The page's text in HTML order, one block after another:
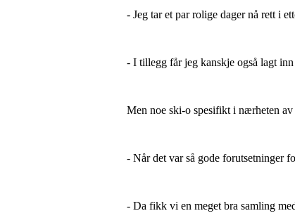
- Jeg tar et par rolige dager nå rett i
- I tillegg får jeg kanskje også lagt
Men noe ski-o spesifikt i nærheten
- Når det var så gode forutsetninger
- Da fikk vi en meget bra samling